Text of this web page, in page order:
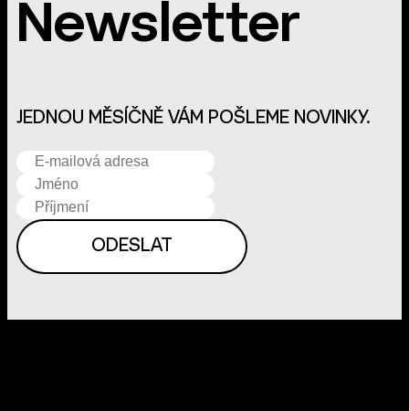
Newsletter
JEDNOU MĚSÍČNĚ VÁM POŠLEME NOVINKY.